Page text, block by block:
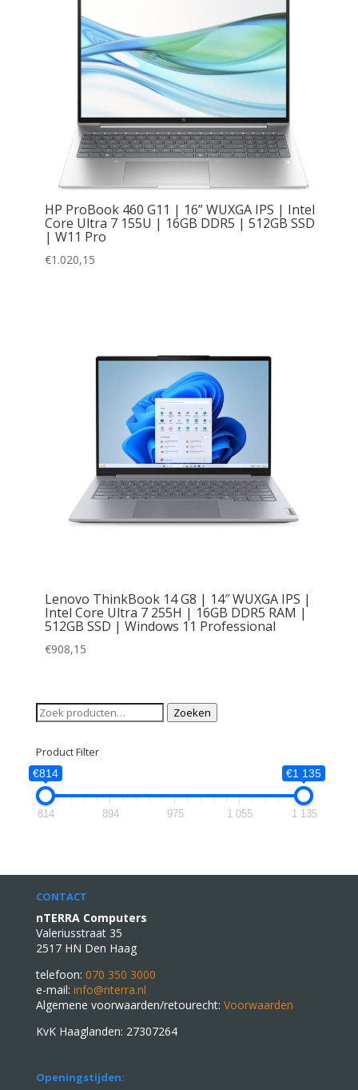
HP ProBook 460 G11 | 16” WUXGA IPS | Intel
Core Ultra 7 155U | 16GB DDR5 | 512GB SSD
| W11 Pro
€1.020,15
Lenovo ThinkBook 14 G8 | 14″ WUXGA IPS |
Intel Core Ultra 7 255H | 16GB DDR5 RAM |
512GB SSD | Windows 11 Professional
€908,15
Zoeken
naar:
Zoeken
Product Filter
€814 €1 135
814 894 975 1 055 1 135
CONTACT
nTERRA Computers
Valeriusstraat 35
2517 HN Den Haag
telefoon: 070 350 3000
e-mail: info@nterra.nl
Algemene voorwaarden/retourecht: Voorwaarden
KvK Haaglanden: 27307264
Openingstijden: